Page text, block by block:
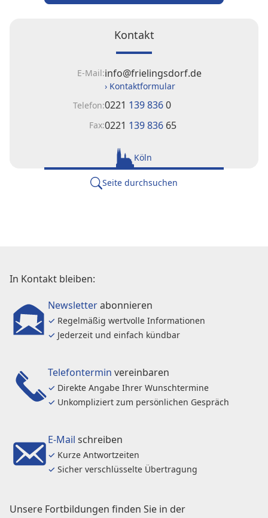
Kontakt
E-Mail:info@frielingsdorf.de
› Kontaktformular
Telefon:0221 139 8360
Fax:0221 139 836 65
Köln
Seite durchsuchen
In Kontakt bleiben:
Newsletterabonnieren
✓ Regelmäßig wertvolle Informationen
✓ Jederzeit und einfach kündbar
Telefontermin vereinbaren
✓ Direkte Angabe Ihrer Wunschtermine
✓ Unkompliziert zum persönlichen Gespräch
E-Mail schreiben
✓ Kurze Antwortzeiten
✓ Sicher verschlüsselte Übertragung
Unsere Fortbildungen finden Sie in der